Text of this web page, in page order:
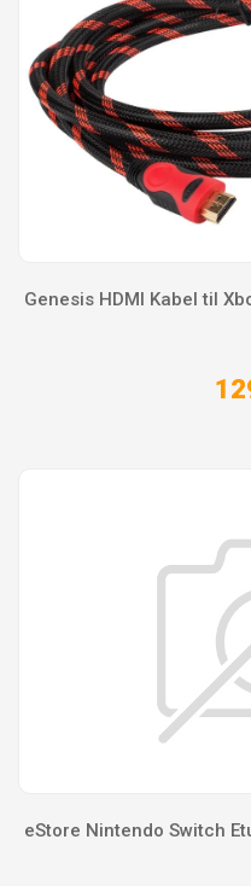
Genesis HDMI Kabel til
eStore Nintendo Switch